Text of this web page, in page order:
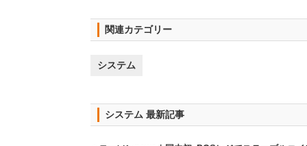
関連カテゴリー
システム
システム 最新記事